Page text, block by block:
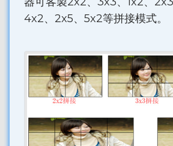
4x2、2x5、5x2等拼接模式。